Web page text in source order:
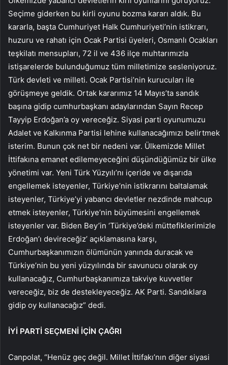
Seçime giderken bu kirli oyunu bozma kararı aldık. Bu
kararla, başta Cumhuriyet Halk Cumhuriyeti’nin istikrarı,
huzuru ve rahatı için Ocak Partisi üyeleri, Osmanlı Ocakları
teşkilatı mensupları, 72 il ve 436 ilçe muhtarımızla
istişarelerde bulunduğumuz tüm milletimize sesleniyoruz.
Türk devleti ve milleti. Ocak Partisi’nin kurucuları ile
görüşmeye geldik. Ortak kararımız 14 Mayıs’ta sandık
başına gidip cumhurbaşkanı adaylarından Sayın Recep
Tayyip Erdoğan’a oy vereceğiz. Siyasi parti oyunumuzu
Adalet ve Kalkınma Partisi lehine kullanacağımızı belirtmek
isterim. Bunun çok net bir nedeni var. Ülkemizde Millet
İttifakına emanet edilemeyeceğini düşündüğümüz bir ülke
yönetimi var. Yeni Türk Yüzyılı’nı içeride ve dışarıda
engellemek isteyenler, Türkiye’nin istikrarını baltalamak
isteyenler, Türkiye’yi yabancı devletler nezdinde mahcup
etmek isteyenler, Türkiye’nin büyümesini engellemek
isteyenler var. Biden Bey’in ‘Türkiye’deki müttefiklerimizle
Erdoğan’ı devireceğiz’ açıklamasına karşı,
Cumhurbaşkanımızın ölümünün yanında duracak ve
Türkiye’nin bu yeni yüzyılında bir savunucu olarak oy
kullanacağız, Cumhurbaşkanımıza takviye kuvvetler
vereceğiz, biz de destekleyeceğiz. AK Parti. Sandıklara
gidip oy kullanacağız” dedi.
İYİ PARTİ SEÇMENİ İÇİN ÇAĞRI
Canpolat, “Henüz geç değil. Millet İttifakı’nın diğer siyasi